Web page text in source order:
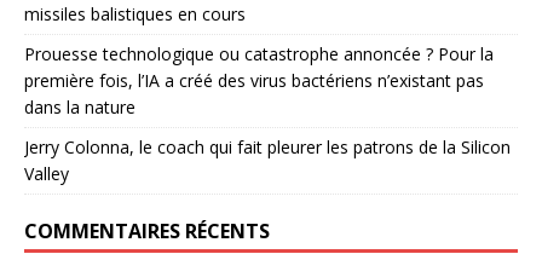
missiles balistiques en cours
Prouesse technologique ou catastrophe annoncée ? Pour la
première fois, l’IA a créé des virus bactériens n’existant pas
dans la nature
Jerry Colonna, le coach qui fait pleurer les patrons de la Silicon
Valley
COMMENTAIRES RÉCENTS